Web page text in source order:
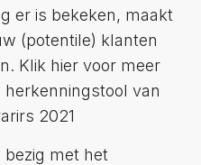
er is bekeken, maakt
(potentile) klanten
Klik hier voor meer
van
2021
met het